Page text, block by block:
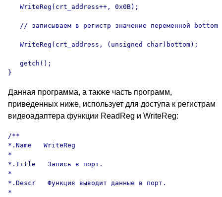
   WriteReg(crt_address++, 0x0B);
   // записываем в регистр значение переменной bottom
   WriteReg(crt_address, (unsigned char)bottom);
   getch();
}
Данная программа, а также часть программ,
приведенных ниже, использует для доступа к регистрам
видеоадаптера функции ReadReg и WriteReg:
/**
*.Name   WriteReg
*
*.Title   Запись в порт.
*
*.Descr   Функция выводит данные в порт.
*